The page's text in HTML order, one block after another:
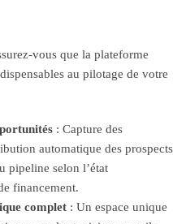
vous que la plateforme
au pilotage de votre
: Capture des
automatique des prospects
pipeline selon l’état
financement.
complet : Un espace unique